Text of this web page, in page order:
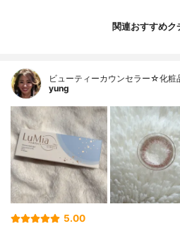
関連おすすめク
ビューティーカウンセラー☆化
yung
5.00